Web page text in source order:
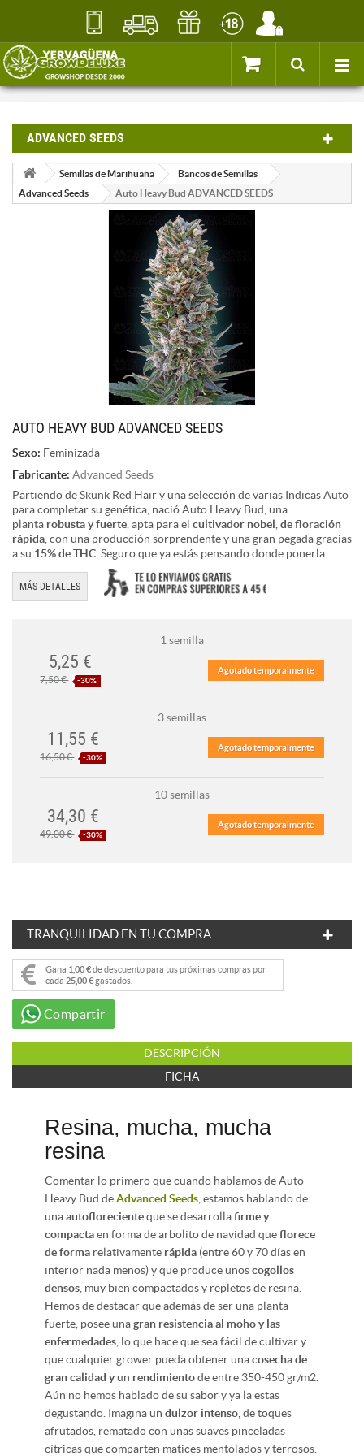
ADVANCED SEEDS
Semillas de Marihuana
Bancos de Semillas
Advanced Seeds
Auto Heavy Bud ADVANCED SEEDS
AUTO HEAVY BUD ADVANCED SEEDS
Sexo: Feminizada
Fabricante: Advanced Seeds
Partiendo de Skunk Red Hair y una selección de varias Indicas Auto
para completar su genética, nació Auto Heavy Bud, una
planta robusta y fuerte , apta para el cultivador nobel de floración
rápida , con una producción sorprendente y una gran pegada gracias
a su 15% de THC . Seguro que ya estás pensando donde ponerla.
MÁS DETALLES
1 semilla
Agotado temporalmente
5,25 €
7,50 € -30%
3 semillas
Agotado temporalmente
11,55 €
16,50 € -30%
10 semillas
Agotado temporalmente
34,30 €
49,00 € -30%
TRANQUILIDAD EN TU COMPRA
Gana 1,00 €de descuento para tus próximas compras por
cada 25,00 €gastados.
Compartir
DESCRIPCIÓN
FICHA
Resina, mucha, mucha
resina
Comentar lo primero que cuando hablamos de Auto
Heavy Bud deAdvanced Seeds, estamos hablando de
unaautoflorecienteque se desarrollafirme y
compactaen forma de arbolito de navidad queflorece
de forma relativamente rápida (entre 60 y 70 días en
interior nada menos) y que produce unoscogollos
densos, muy bien compactados y repletos de resina.
Hemos de destacar que además de ser una planta
fuerte, posee unagran resistencia al moho y las
enfermedades, lo que hace que sea fácil de cultivar y
que cualquier grower pueda obtener unacosecha de
gran calidad yun rendimientode entre 350-450 gr/m2.
Aún no hemos hablado de su sabor y ya la estas
degustando. Imagina un dulzor intenso, de toques
afrutados, rematado con unas suaves pinceladas
cítricas que comparten matices mentolados y terrosos.